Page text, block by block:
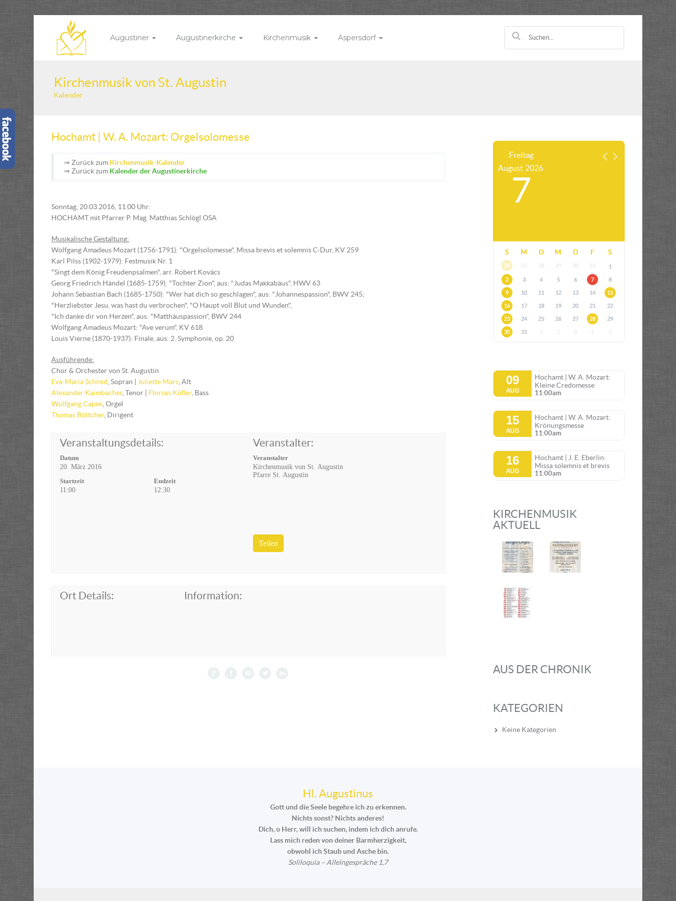
Augustiner Augustinerkirche Kirchenmusik Aspersdorf
Kirchenmusik von St. Augustin
Kalender
Hochamt | W. A. Mozart: Orgelsolomesse
⇒ Zurück zum Kirchenmusik-Kalender
⇒ Zurück zum Kalender der Augustinerkirche
Sonntag, 20.03.2016, 11.00 Uhr:
HOCHAMT mit Pfarrer P. Mag. Matthias Schlögl OSA
Musikalische Gestaltung:
Wolfgang Amadeus Mozart (1756-1791): "Orgelsolomesse", Missa brevis et solemnis C-Dur, KV 259
Karl Pilss (1902-1979): Festmusik Nr. 1
"Singt dem König Freudenpsalmen", arr. Robert Kovács
Georg Friedrich Händel (1685-1759): "Tochter Zion", aus: "Judas Makkabäus", HWV 63
Johann Sebastian Bach (1685-1750): "Wer hat dich so geschlagen", aus: "Johannespassion", BWV 245;
"Herzliebster Jesu, was hast du verbrochen", "O Haupt voll Blut und Wunden",
"Ich danke dir von Herzen", aus: "Matthäuspassion", BWV 244
Wolfgang Amadeus Mozart: "Ave verum", KV 618
Louis Vierne (1870-1937): Finale, aus: 2. Symphonie, op. 20
Ausführende:
Chor & Orchester von St. Augustin
Eva-Maria Schmid , Sopran | Juliette Mars , Alt
Alexander Kaimbacher, Tenor | Florian Köfler, Bass
Wolfgang Capek , Orgel
Thomas Böttcher, Dirigent
Veranstaltungsdetails:
Datum
20. März 2016
Startzeit
11:00
Endzeit
12:30
Veranstalter:
Veranstalter
Kirchenmusik von St. Augustin
Pfarre St. Augustin
Teilen
Ort Details: Information:
Freitag
August 2026
7
S M D M D F S
26 27 28 29 30 31 1
2 3 4 5 6 7 8
9 10 11 12 13 14 15
16 17 18 19 20 21 22
23 24 25 26 27 28 29
30 31 1 2 3 4 5
09
AUG
Hochamt | W. A. Mozart:
Kleine Credomesse
11:00am
15
AUG
Hochamt | W. A. Mozart:
Krönungsmesse
11:00am
16
AUG
Hochamt | J. E. Eberlin:
Missa solemnis et brevis
11:00am
KIRCHENMUSIK
AKTUELL
AUS DER CHRONIK
KATEGORIEN
Keine Kategorien
Hl. Augustinus
Gott und die Seele begehre ich zu erkennen.
Nichts sonst? Nichts anderes!
Dich, o Herr, will ich suchen, indem ich dich anrufe.
Lass mich reden von deiner Barmherzigkeit,
obwohl ich Staub und Asche bin.
Soliloquia – Alleingespräche 1,7